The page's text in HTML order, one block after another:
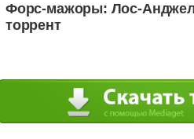
Форс-мажоры: Лос-
торрент